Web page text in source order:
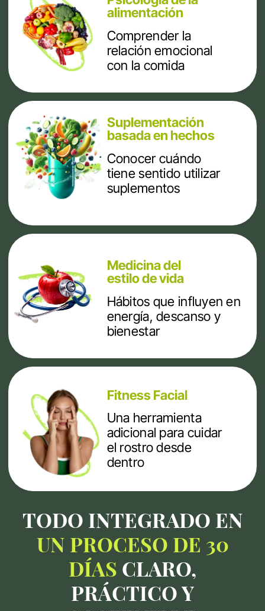
más confianza en tu cuerpo
reducción
de celulitis
mejor calidad de sueño
mejora de la flora intestinal
digestiones más ligeras
menos hinchazón en cuerpo
y rostro
reducción del porcentaje
de grasa
más
energía
CAMBIOS VISIBLES AL
CAMBIAR LOS
HÁBITOS
baja la inflamación
mejora la digestión
el metabolismo se regula
el cuerpo cambia
Cuando el cuerpo recibe
lo que necesita: